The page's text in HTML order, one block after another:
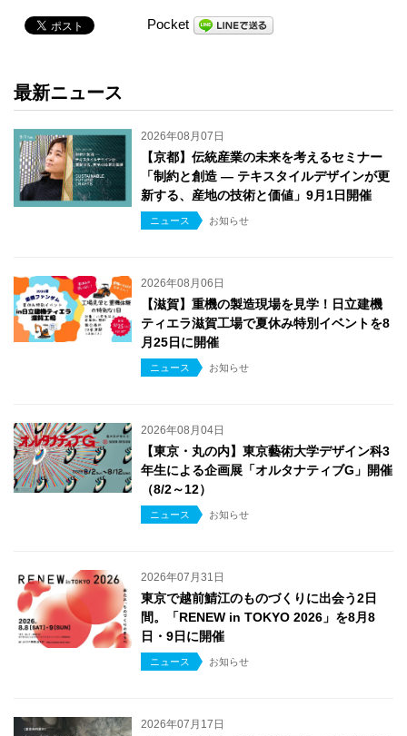
Pocket
最新ニュース
2026年08月07日
【京都】伝統産業の未来を考えるセミナー
「制約と創造 ― テキスタイルデザインが更
新する、産地の技術と価値」9月1日開催
ニュース お知らせ
2026年08月06日
【滋賀】重機の製造現場を見学！日立建機
ティエラ滋賀工場で夏休み特別イベントを8
月25日に開催
ニュース お知らせ
2026年08月04日
【東京・丸の内】東京藝術大学デザイン科3
年生による企画展「オルタナティブG」開催
（8/2～12）
ニュース お知らせ
2026年07月31日
東京で越前鯖江のものづくりに出会う2日
間。「RENEW in TOKYO 2026」を8月8
日・9日に開催
ニュース お知らせ
2026年07月17日